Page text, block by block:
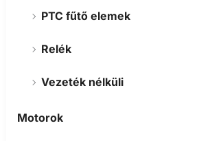
PTC fűtő elemek
Relék
Vezeték nélküli
Motorok